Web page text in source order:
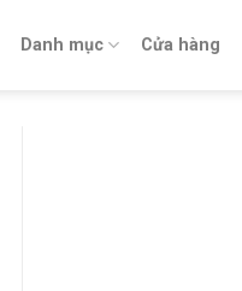
Danh mục Cửa hàng